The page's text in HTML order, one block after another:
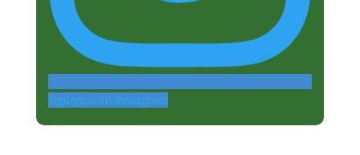
Siguenos en Instagram